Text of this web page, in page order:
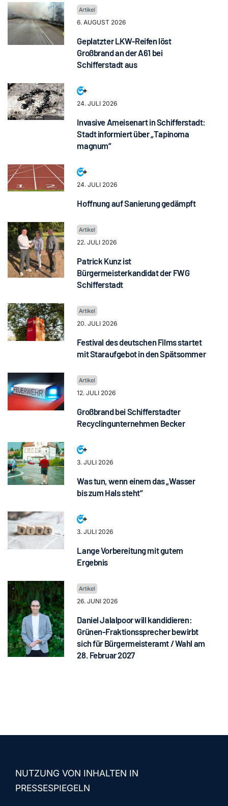
6. AUGUST 2026
Geplatzter LKW-Reifen löst
Großbrand an der A61 bei
Schifferstadt aus
24. JULI 2026
Invasive Ameisenart in Schifferstadt:
Stadt informiert über „Tapinoma
magnum“
24. JULI 2026
Hoffnung auf Sanierung gedämpft
22. JULI 2026
Patrick Kunz ist
Bürgermeisterkandidat der FWG
Schifferstadt
20. JULI 2026
Festival des deutschen Films startet
mit Staraufgebot in den Spätsommer
12. JULI 2026
Großbrand bei Schifferstadter
Recyclingunternehmen Becker
3. JULI 2026
Was tun, wenn einem das „Wasser
bis zum Hals steht“
3. JULI 2026
Lange Vorbereitung mit gutem
Ergebnis
26. JUNI 2026
Daniel Jalalpoor will kandidieren:
Grünen-Fraktionssprecher bewirbt
sich für Bürgermeisteramt / Wahl am
28. Februar 2027
NUTZUNG VON INHALTEN IN
PRESSESPIEGELN